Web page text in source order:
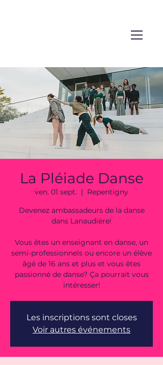
La Pléiade Danse
ven. 01 sept.
  |
Repentigny
Devenez ambassadeurs de la danse
dans Lanaudière!
Vous êtes un enseignant en danse, un
semi-professionnels ou encore un élève
âgé de 16 ans et plus et vous êtes
passionné de danse? Ça pourrait vous
intéresser!
Les inscriptions sont closes
Voir autres événements